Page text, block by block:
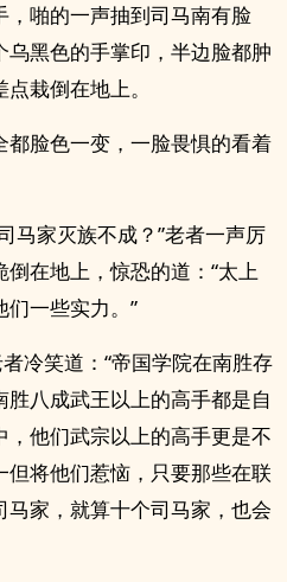
，啪的一声抽到司马南有脸
黑色的手掌印，半边脸都肿
栽倒在地上。
都脸色一变，一脸畏惧的看着
马家灭族不成？”老者一声厉
在地上，惊恐的道：“太上
一些实力。”
冷笑道：“帝国学院在南胜存
八成武王以上的高手都是自
他们武宗以上的高手更是不
将他们惹恼，只要那些在联
家，就算十个司马家，也会